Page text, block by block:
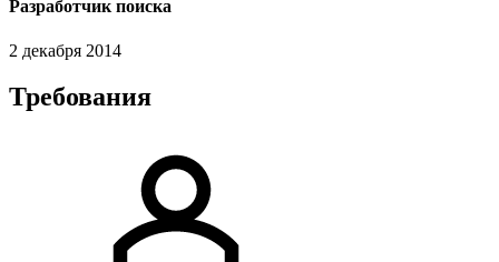
Разработчик поиска
2 декабря 2014
Требования